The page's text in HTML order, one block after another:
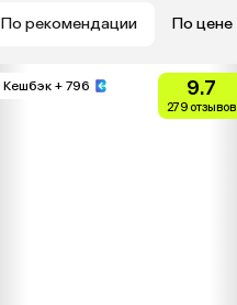
По рекомендации По цене
Кешбэк + 796 9.7
279 отзывов